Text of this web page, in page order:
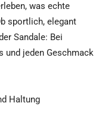
was echte
sportlich, elegant
Sandale: Bei
und jeden Geschmack
Haltung